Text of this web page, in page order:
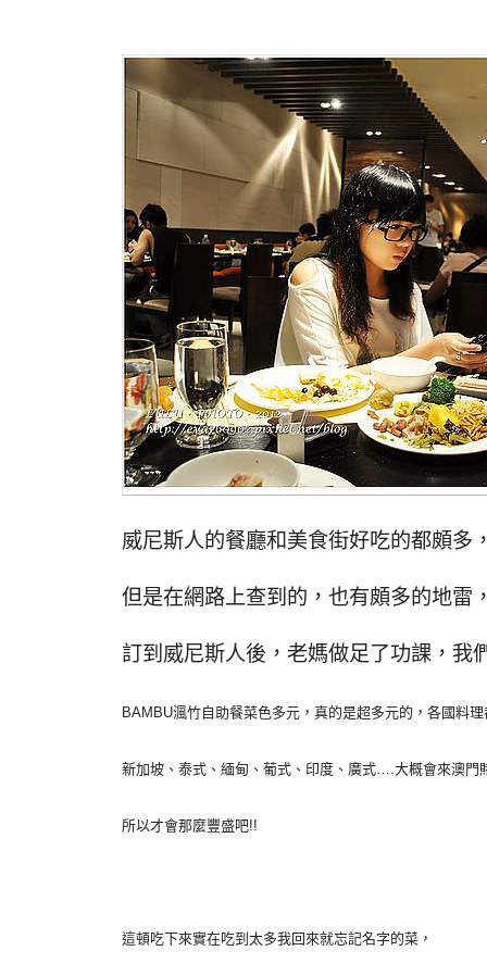
威尼斯人的餐廳和美食街好吃的都頗多
但是在網路上查到的，也有頗多的地雷
訂到威尼斯人後，老媽做足了功課，我
BAMBU渢竹自助餐菜色多元，真的是超多元的，各國料
新加坡、泰式、緬甸、葡式、印度、廣式….大概會來澳門
所以才會那麼豐盛吧!!
這頓吃下來實在吃到太多我回來就忘記名字的菜，